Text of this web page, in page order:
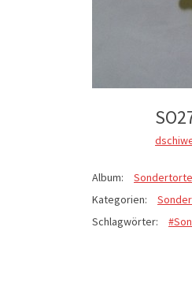
Album:
Kategorien:
Schlagwörter: